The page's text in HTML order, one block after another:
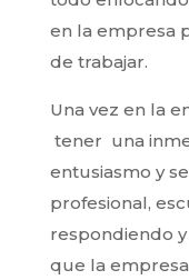
en la empresa
de trabajar.
Una vez en la
tener una
entusiasmo y
profesional,
respondiendo
que la